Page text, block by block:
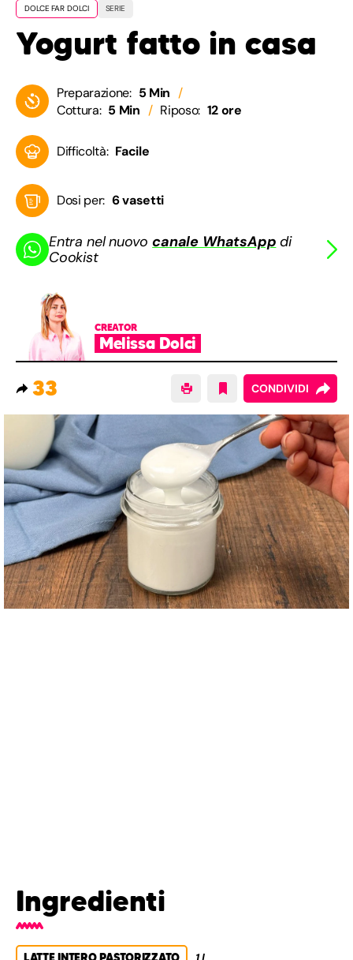
DOLCE FAR DOLCI SERIE
Yogurt fatto in casa
Preparazione: 5 Min
Cottura: 5 Min Riposo: 12 ore
Difficoltà: Facile
Dosi per: 6 vasetti
Entra nel nuovocanale WhatsApp di
Cookist
CREATOR
Melissa Dolci
33 CONDIVIDI
Ingredienti